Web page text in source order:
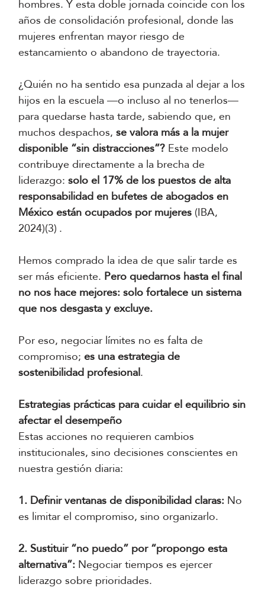
hombres. Y esta doble jornada coincide con los
años de consolidación profesional, donde las
mujeres enfrentan mayor riesgo de
estancamiento o abandono de trayectoria.
¿Quién no ha sentido esa punzada al dejar a los
hijos en la escuela —o incluso al no tenerlos—
para quedarse hasta tarde, sabiendo que, en
muchos despachos, se valora más a la mujer
disponible “sin distracciones”? Este modelo
contribuye directamente a la brecha de
liderazgo: solo el 17% de los puestos de alta
responsabilidad en bufetes de abogados en
México están ocupados por mujeres (IBA,
2024)(3) .
Hemos comprado la idea de que salir tarde es
ser más eficiente. Pero quedarnos hasta el final
no nos hace mejores: solo fortalece un sistema
que nos desgasta y excluye.
Por eso, negociar límites no es falta de
compromiso; es una estrategia de
sostenibilidad profesional.
Estrategias prácticas para cuidar el equilibrio sin
afectar el desempeño
Estas acciones no requieren cambios
institucionales, sino decisiones conscientes en
nuestra gestión diaria:
1. Definir ventanas de disponibilidad claras: No
es limitar el compromiso, sino organizarlo.
2. Sustituir “no puedo” por “propongo esta
alternativa”: Negociar tiempos es ejercer
liderazgo sobre prioridades.